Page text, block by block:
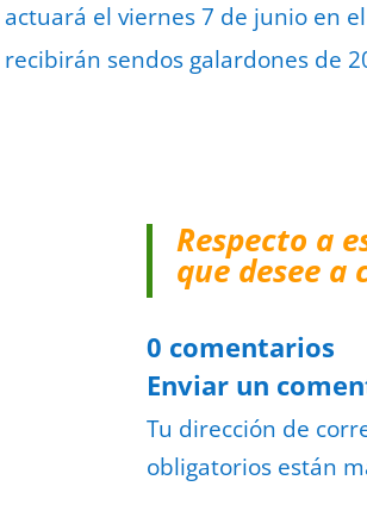
actuará el viernes 7 de junio en
recibirán sendos galardones de
Respecto a
que desee
0 comentarios
Enviar un
Tu dirección de
obligatorios están